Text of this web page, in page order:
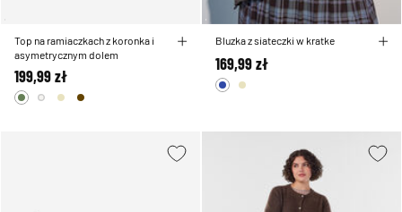
Top na ramiaczkach z koronka i
asymetrycznym dolem
199,99 zł
Bluzka z siateczki w kratke
169,99 zł